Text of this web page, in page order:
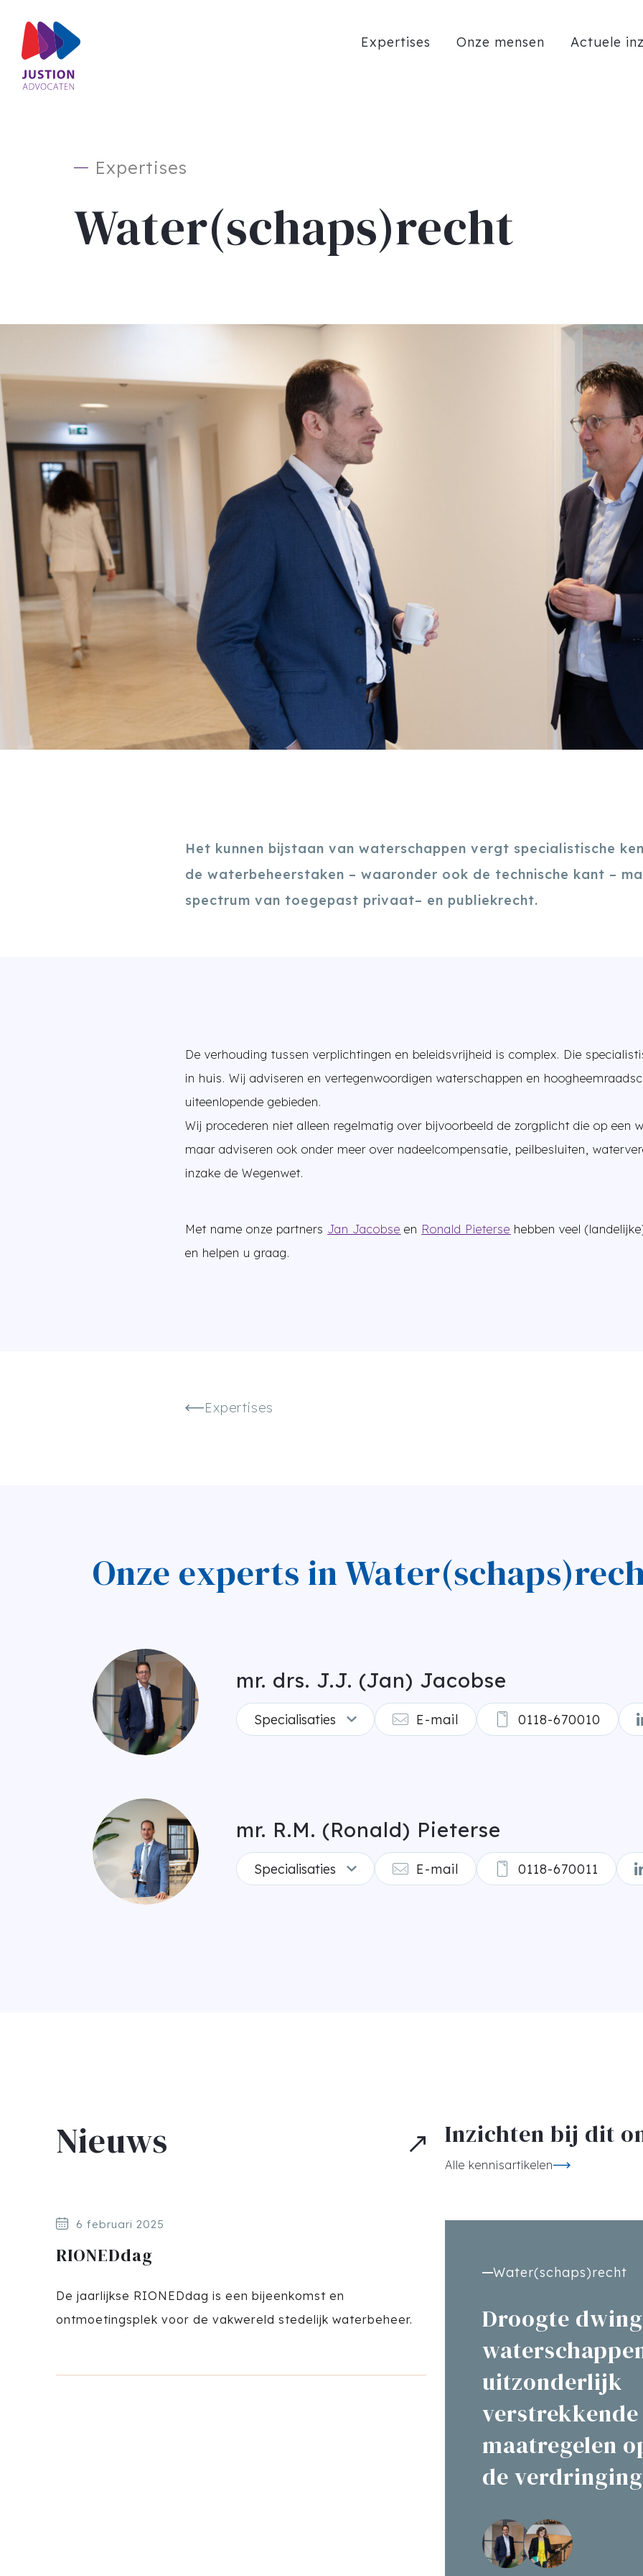
Expertises Onze mensen Actuele
Expertises
Water(schaps)recht
Het kunnen bijstaan van waterschappen vergt specialistische
de waterbeheerstaken – waaronder ook de technische kant –
spectrum van toegepast privaat– en publiekrecht.
De verhouding tussen verplichtingen en beleidsvrijheid is complex. Die
in huis. Wij adviseren en vertegenwoordigen waterschappen en
uiteenlopende gebieden.
Wij procederen niet alleen regelmatig over bijvoorbeeld de zorgplicht die op een
maar adviseren ook onder meer over nadeelcompensatie, peilbesluiten,
inzake de Wegenwet.
Met name onze partners Jan Jacobse en Ronald Pieterse hebben veel
en helpen u graag.
Expertises
Onze experts in
mr. drs. J.J. (Jan) Jacobse
Specialisaties E-mail 0118-670010
mr. R.M. (Ronald) Pieterse
Specialisaties E-mail 0118-670011
Nieuws
6 februari 2025
RIONEDdag
De jaarlijkse RIONEDdag is een bijeenkomst en
ontmoetingsplek voor de vakwereld stedelijk waterbeheer.
Inzichten bij dit
Alle kennisartikelen
Water(schaps)recht
Droogte
uitzonderlijk
verstrekkende
maatregelen
de